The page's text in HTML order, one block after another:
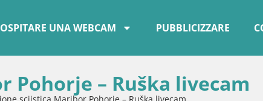
OSPITARE UNA WEBCAM PUBBLICIZZARE
Pohorje – Ruška livecam